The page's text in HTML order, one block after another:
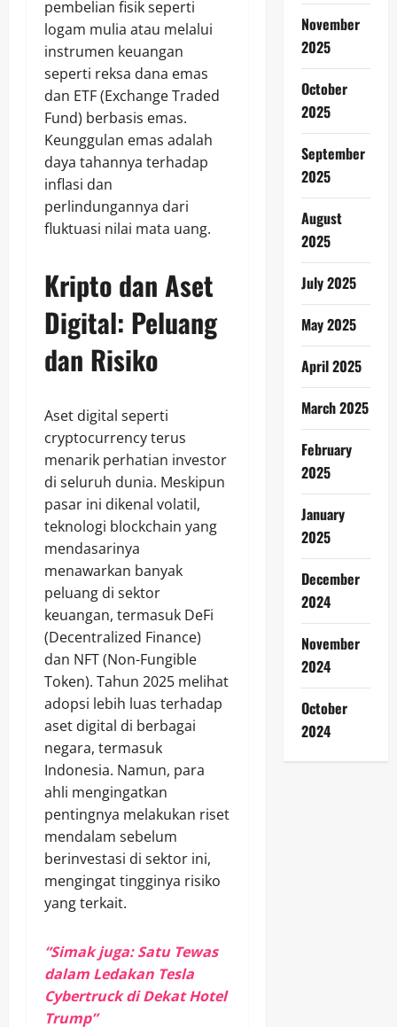
pembelian fisik seperti
logam mulia atau melalui
instrumen keuangan
seperti reksa dana emas
dan ETF (Exchange Traded
Fund) berbasis emas.
Keunggulan emas adalah
daya tahannya terhadap
inflasi dan
perlindungannya dari
fluktuasi nilai mata uang.
Kripto dan Aset
Digital: Peluang
dan Risiko
Aset digital seperti
cryptocurrency terus
menarik perhatian investor
di seluruh dunia. Meskipun
pasar ini dikenal volatil,
teknologi blockchain yang
mendasarinya
menawarkan banyak
peluang di sektor
keuangan, termasuk DeFi
(Decentralized Finance)
dan NFT (Non-Fungible
Token). Tahun 2025 melihat
adopsi lebih luas terhadap
aset digital di berbagai
negara, termasuk
Indonesia. Namun, para
ahli mengingatkan
pentingnya melakukan riset
mendalam sebelum
berinvestasi di sektor ini,
mengingat tingginya risiko
yang terkait.
“Simak juga: Satu Tewas
dalam Ledakan Tesla
Cybertruck di Dekat Hotel
Trump”
November
2025
October
2025
September
2025
August
2025
July 2025
May 2025
April 2025
March 2025
February
2025
January
2025
December
2024
November
2024
October
2024